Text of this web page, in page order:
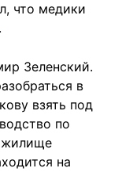
что медики
.
Зеленский.
в
взять под
по
жилище
на